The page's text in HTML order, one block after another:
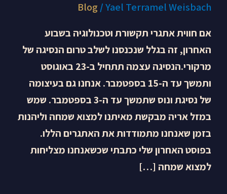
Blog /Yael Terramel Weisbach
אם חווית אתגרי תקשורת וטכנולוגיה בשבוע
האחרון, זה בגלל שנכנסנו לשלב טרום הנסיגה של
מרקורי.הנסיגה עצמה תתחיל ב-23 באוגוסט
ותמשך עד ה-15 בספטמבר. אנחנו גם בעיצומה
של נסיגת ונוס שתמשך עד ה-3 בספטמבר. שמש
במזל אריה מבקשת מאיתנו למצוא שמחה וליהנות
בזמן שאנחנו מתמודדות את האתגרים הללו.
בפוסט האחרון שלי כתבתי שכשאנחנו מצליחות
למצוא שמחה […]